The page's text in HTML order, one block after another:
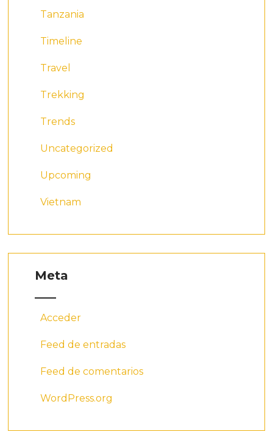
Tanzania
Timeline
Travel
Trekking
Trends
Uncategorized
Upcoming
Vietnam
Meta
Acceder
Feed de entradas
Feed de comentarios
WordPress.org